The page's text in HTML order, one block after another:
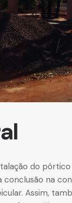
do
na
Assim,